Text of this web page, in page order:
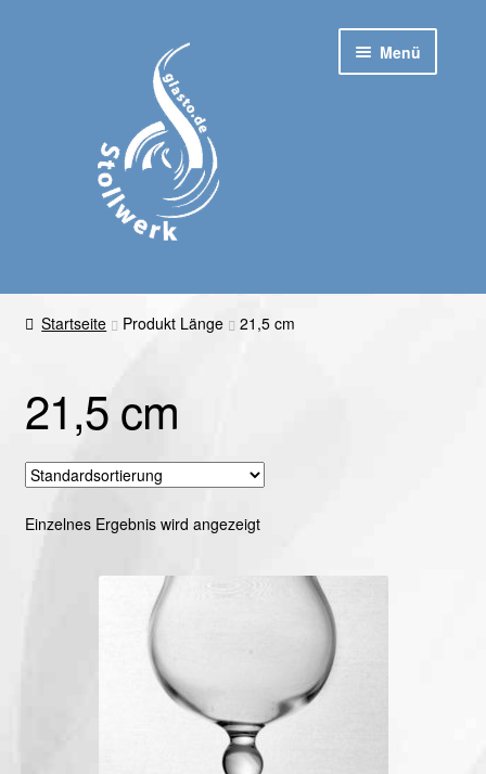
Menü
Startseite
Kontakt
Startseite Produkt Länge 21,5 cm
21,5 cm
Einzelnes Ergebnis wird angezeigt